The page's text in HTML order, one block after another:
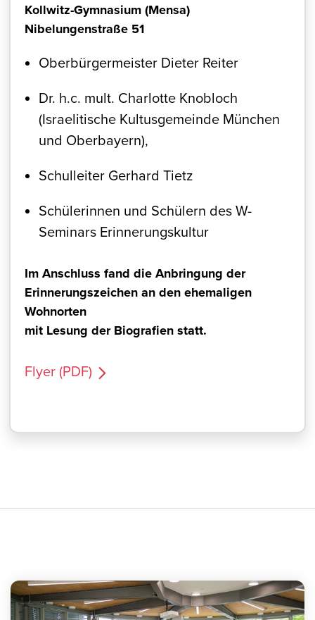
Kollwitz-Gymnasium (Mensa)
Nibelungenstraße 51
Oberbürgermeister Dieter Reiter
Dr. h.c. mult. Charlotte Knobloch
(Israelitische Kultusgemeinde München
und Oberbayern),
Schulleiter Gerhard Tietz
Schülerinnen und Schülern des W-
Seminars Erinnerungskultur
Im Anschluss fand die Anbringung der
Erinnerungszeichen an den ehemaligen
Wohnorten
mit Lesung der Biografien statt.
Flyer (PDF)